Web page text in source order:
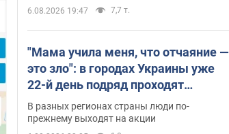
6.08.2026 19:47 7,7 т.
"Мама учила меня, что отчаяние —
это зло": в городах Украины уже
22-й день подряд проходят
массовые митинги за
возвращение Федорова. Фото и
В разных регионах страны люди по-
прежнему выходят на акции